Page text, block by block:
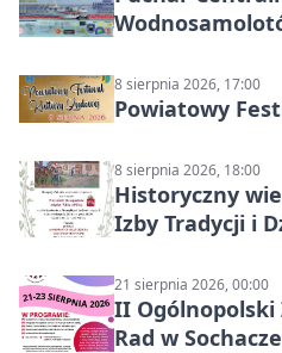
8 sierpnia 2026, 17:00
Powiatowy
8 sierpnia 2026, 18:00
Historyczny
Izby Tradycji i
Gęburą
21 sierpnia 2026, 00:00
II Ogólnopolski
Rad w